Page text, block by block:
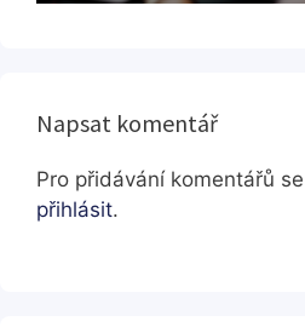
Napsat komentář
Pro přidávání komentářů
přihlásit.